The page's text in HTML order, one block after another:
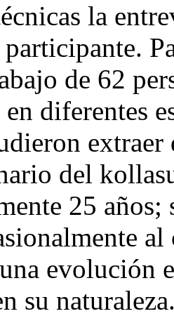
la
de 62
diferentes
del
25
evolución
su